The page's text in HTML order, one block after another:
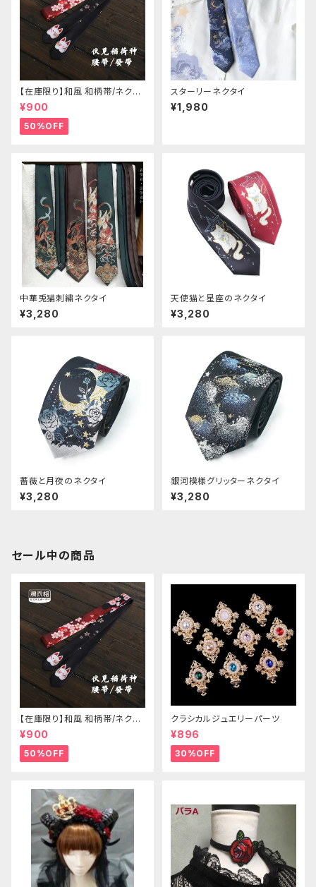
【在庫限り】和風 和柄帯/ネクタ
イ/リボン（狐面/金魚
¥900
50%OFF
スターリーネクタイ
¥1,980
中華兎猫刺繍ネクタイ
¥3,280
天使猫と星座のネクタイ
¥3,280
薔薇と月夜のネクタイ
¥3,280
銀河模様グリッターネクタイ
¥3,280
セール中の商品
【在庫限り】和風 和柄帯/ネクタ
イ/リボン（狐面/金魚
¥900
50%OFF
クラシカルジュエリーパーツ
¥896
30%OFF